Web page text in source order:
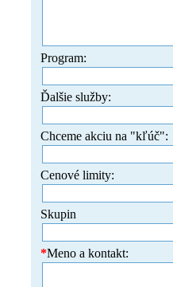
Program:
Ďalšie služby:
Chceme akciu na "kľúč":
Cenové limity:
Skupin
*Meno a kontakt: